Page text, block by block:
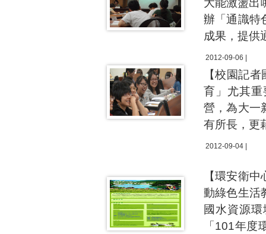
大能激盪出
辦「通識特
成果，提供
2012-09-06 |
【校園記
育」尤其
營，為大一
有所長，更
2012-09-04 |
【環安衛
動綠色生活
國水資源
「101年